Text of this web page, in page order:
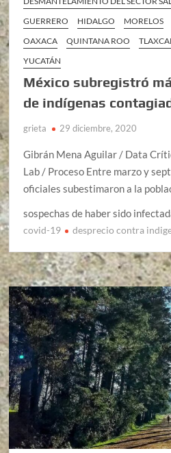
GUERRERO
HIDALGO MORELOS
OAXACA
QUINTANA ROO
YUCATÁN
México subregistró
de indígenas
grieta 29 diciembre, 2020
Gibrán Mena Aguilar / Data
Lab / Proceso Entre marzo y
oficiales subestimaron a la
sospechas de haber sido
covid-19 desprecio contra